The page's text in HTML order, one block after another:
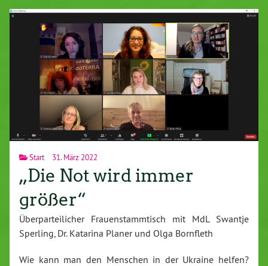
Start 31. März 2022
„Die Not wird immer
größer“
Überparteilicher Frauenstammtisch mit MdL Swantje
Sperling, Dr. Katarina Planer und Olga Bornfleth
Wie kann man den Menschen in der Ukraine helfen?